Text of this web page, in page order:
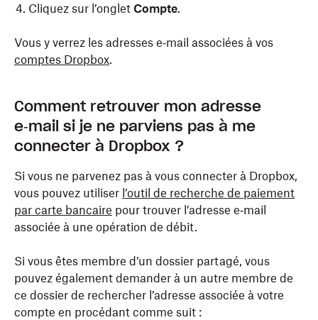
Cliquez sur l’onglet Compte.
Vous y verrez les adresses e‑mail associées à vos
comptes Dropbox.
Appuyez sur (compte) en bas à droite.
sont affichés en haut de l’écran.
Vous pouvez appuyer sur les flèches vers le haut et
vers le bas situées à côté de votre nom et votre
votrecompte, si vous en possédez un. Une coche
bleue apparaît à côté du compte avec lequel vous
êtes connecté.
Comment retrouver mon adresse
e‑mail si je ne parviens pas à me
connecter à Dropbox ?
Si vous ne parvenez pas à vous connecter à Dropbox,
vous pouvez utiliser l’outil de recherche de paiement
par carte bancaire pour trouver l’adresse e‑mail
associée à une opération de débit.
Si vous êtes membre d’un dossier partagé, vous
pouvez également demander à un autre membre de
ce dossier de rechercher l’adresse associée à votre
compte en procédant comme suit :